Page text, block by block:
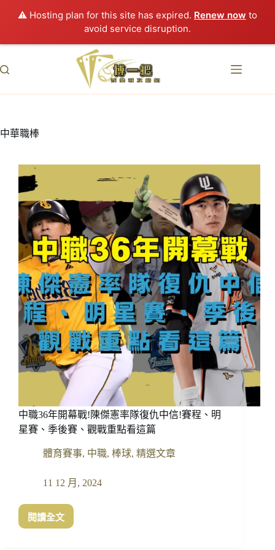
⚠️ Hosting plan for this site has expired. Renew now to
avoid service disruption.
至
要
中華職棒
中職36年開幕戰!陳傑憲率隊復仇中信!賽程、明
星賽、季後賽、觀戰重點看這篇
體育賽事, 中職, 棒球, 精選文章
11 12 月, 2024
閱讀全文
中